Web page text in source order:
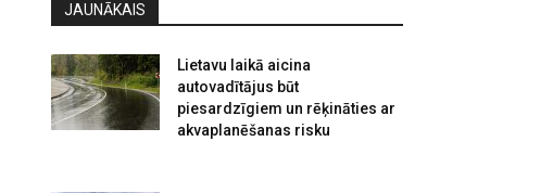
JAUNĀKAIS
Lietavu laikā aicina
autovadītājus būt
piesardzīgiem un rēķināties ar
akvaplanēšanas risku